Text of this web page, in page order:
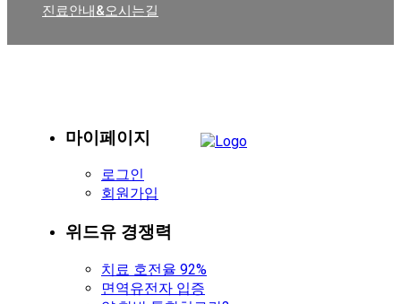
진료안내&오시는길
마이페이지
로그인
회원가입
위드유 경쟁력
치료 호전율 92%
면역유전자 입증